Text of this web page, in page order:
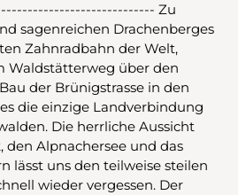
Zu
sagenreichen Drachenberges
Zahnradbahn der Welt,
Waldstätterweg über den
der Brünigstrasse in den
die einzige Landverbindung
Die herrliche Aussicht
den Alpnachersee und das
lässt uns den teilweise steilen
wieder vergessen. Der